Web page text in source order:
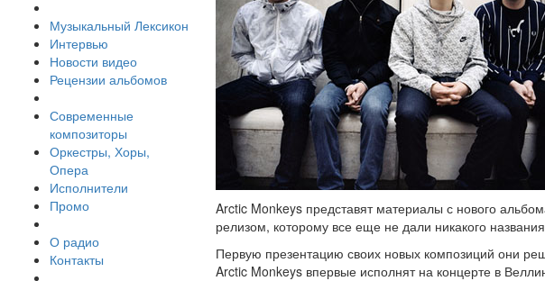
Музыкальный Лексикон
Интервью
Новости видео
Рецензии альбомов
Современные
композиторы
Оркестры, Хоры,
Опера
Исполнители
Промо
О радио
Контакты
Arctic Monkeys представят материалы с нового
релизом, которому все еще не дали никакого
Первую презентацию своих новых композиций они
Arctic Monkeys впервые исполнят на концерте в